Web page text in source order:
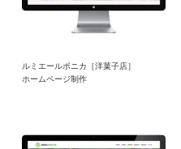
ルミエールボニカ［洋菓子店］
ホームページ制作